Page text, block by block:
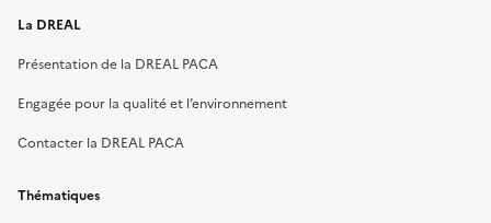
La DREAL
Présentation de la DREAL PACA
Engagée pour la qualité et l’environnement
Contacter la DREAL PACA
Thématiques